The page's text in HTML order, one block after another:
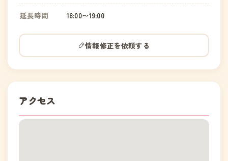
延長時間 18:00〜19:00
情報修正を依頼する
アクセス